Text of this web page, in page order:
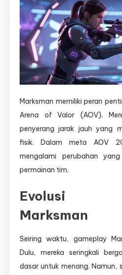
Marksman memiliki peran
Arena of Valor (AOV).
penyerang jarak jauh yang
fisik. Dalam meta AOV
mengalami perubahan
permainan tim.
Evolusi
Marksman
Seiring waktu, gameplay
Dulu, mereka seringkali
dasar untuk menang. Namun,